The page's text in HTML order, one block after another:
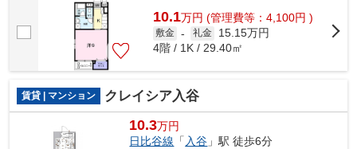
10.1万円 (管理費等：4,100円 )
敷金 - 礼金
15.15万円
4階 / 1K / 29.40㎡
賃貸 | マンション クレイシア入谷
10.3万円
日比谷線 「 入谷 」駅 徒歩6分